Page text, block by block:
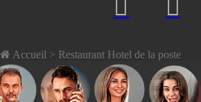
Accueil > Restaurant Hotel de la poste